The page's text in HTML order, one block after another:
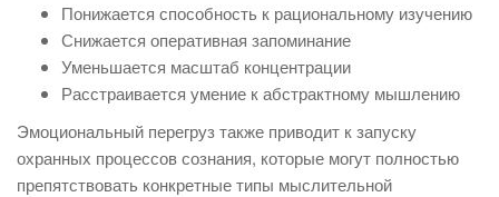
Понижается способность к рациональному изучению
Снижается оперативная запоминание
Уменьшается масштаб концентрации
Расстраивается умение к абстрактному мышлению
Эмоциональный перегруз также приводит к запуску
охранных процессов сознания, которые могут полностью
препятствовать конкретные типы мыслительной